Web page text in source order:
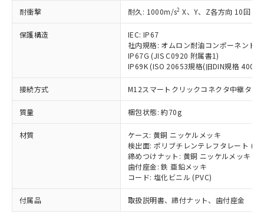
耐衝撃 耐久: 1000m/s2 X、Y、Z各方向 10回
保護構造
IEC: IP67
社内規格: オムロン耐油コンポーネント
IP67G (JIS C0920 附属書1)
IP69K (ISO 20653規格(旧DIN規格
接続方式 M12スマートクリックコネクタ中継タイ
質量 梱包状態: 約70g
材質
ケース: 黄銅 ニッケルメッキ
検出面: ポリブチレンテレフタレート
締めつけナット: 黄銅 ニッケルメッキ
歯付座金: 鉄 亜鉛メッキ
コード: 塩化ビニル (PVC)
付属品 取扱説明書、締付ナット、歯付座金
タに基づき作成されるものであり、閲
覧された時点での実際の在庫および標
準価格とは異なる場合があることをご
了承ください。
正式な納期状況および標準価格はお客
様のお取引先、またはお客様担当のオ
ムロン制御機器販売店・当社販売員に
ご相談ください。
オムロン制御機器販売店や当社販売拠
販売ネットワーク
」をご確認
在庫状況および標準価格結果を当社の
事前の承諾なく第三者に漏洩または開
示しないようお願いします。
マイパーツ機能（部品リスト作成サー
ビス）をご利用いただくには、I-Web
メンバーズにご登録されている必要が
鉛(Pb) 1000ppm以下、 水銀(Hg) 1000ppm以下、 カド
ミウム(Cd) 100ppm以下、
六価クロム(Cr(Ⅵ)) 1000ppm以下、ポリ臭化ビフェニル
類(PBB) 1000ppm以下、ポリ臭化ジフェニルエーテル類
(PBDE) 1000ppm以下、フタル酸ビス(2-エチルヘキシ
ル) (DEHP)(別名：DOP) 1000ppm以下、フタル酸ブチ
ルベンジル（BBP） 1000ppm以下、フタル酸ジブチル
（DBP） 1000ppm以下、フタル酸ジイソブチル
(DIBP) 1000ppm以下
但し、RoHS指令で産業用監視および制御機器に対する
フタル酸エステル類の４物質については閾値を超える意
部品在庫の切り替え状況などにより、予定
月が前後することがあります。
*中国RoHS10物質の基準値 (GB/T26572)：
Pb(鉛) :1000ppm、 Hg(水銀) : 1000ppm、 Cd(カドミウ
ム) : 100ppm、
Cr(Ⅵ)(六価クロム) : 1000ppm、 PBBs(ポリ臭化ビフェ
ニル類) : 1000ppm、 PBDEs(ポリ臭化ジフェニルエーテ
DBP(フタル酸ジブチル) : 1000ppm、 DIBP(フタル酸ジ
イソブチル) : 1000ppm、 BBP(フタル酸ブチルベンジ
ル) : 1000ppm、
※2 環境保護使用期限
「ｅ」：有害物質（10物質）のすべてが基
準値以下であることを示します。
「10」：通常の使用状況下において有害物
質が外部に漏えいし、環境に深刻な影響を
及ぼさない年数を意味します。
または国外への提供する場合は、日本
国政府の輸出許可(または役務取引許
可)を取得するなどの必要な手続きを
当社は規制貨物を破棄する場合は、完
全に破砕するなど、違法に輸出されな
当社は貴社製品を、核兵器、ミサイ
ル、化学兵器、生物兵器またはその他
武器並びにこれらの製造装置等に一切
使用いたしません。
当社は、貴社製品を第三者に販売する
場合は、上記1、2および3の内容を当
該第三者に通知します。また当社は、
販売先および販売に係わる関係者が違
法に輸出するおそれがある場合は、取
り引きをいたしません。
一定数以上の在庫あり
一定数には満たないが在庫あり
在庫なし(最新の在庫状況につ
いては、お客様のお取引先、ま
たはお客様担当のオムロン制御
機器販売店・当社販売員にご確
認ください)
受注生産機種、また在庫状況の
情報を公開していない機種